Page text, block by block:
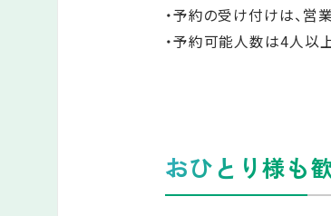
・予約の受け付けは、
・予約可能人数は4人以
おひとり様も